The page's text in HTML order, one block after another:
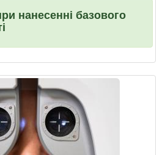
нанесенні базового